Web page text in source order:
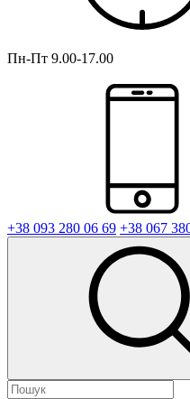
Пн-Пт 9.00-17.00
+38 093 280 06 69 +38 067